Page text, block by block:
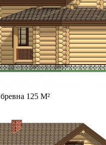
125 М²